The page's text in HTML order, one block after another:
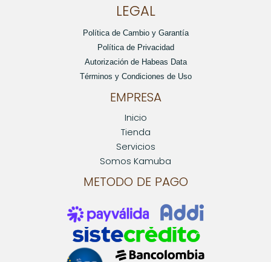
LEGAL
Política de Cambio y Garantía
Política de Privacidad
Autorización de Habeas Data
Términos y Condiciones de Uso
EMPRESA
Inicio
Tienda
Servicios
Somos Kamuba
METODO DE PAGO